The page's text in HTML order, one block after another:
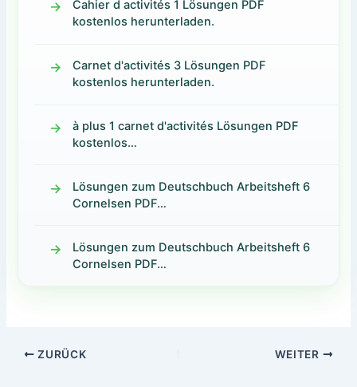
Cahier d activités 1 Lösungen PDF
kostenlos herunterladen.
Carnet d'activités 3 Lösungen PDF
kostenlos herunterladen.
à plus 1 carnet d'activités Lösungen PDF
kostenlos…
Lösungen zum Deutschbuch Arbeitsheft 6
Cornelsen PDF…
Lösungen zum Deutschbuch Arbeitsheft 6
Cornelsen PDF…
ZURÜCK WEITER